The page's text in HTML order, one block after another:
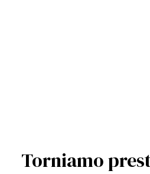
Torniamo